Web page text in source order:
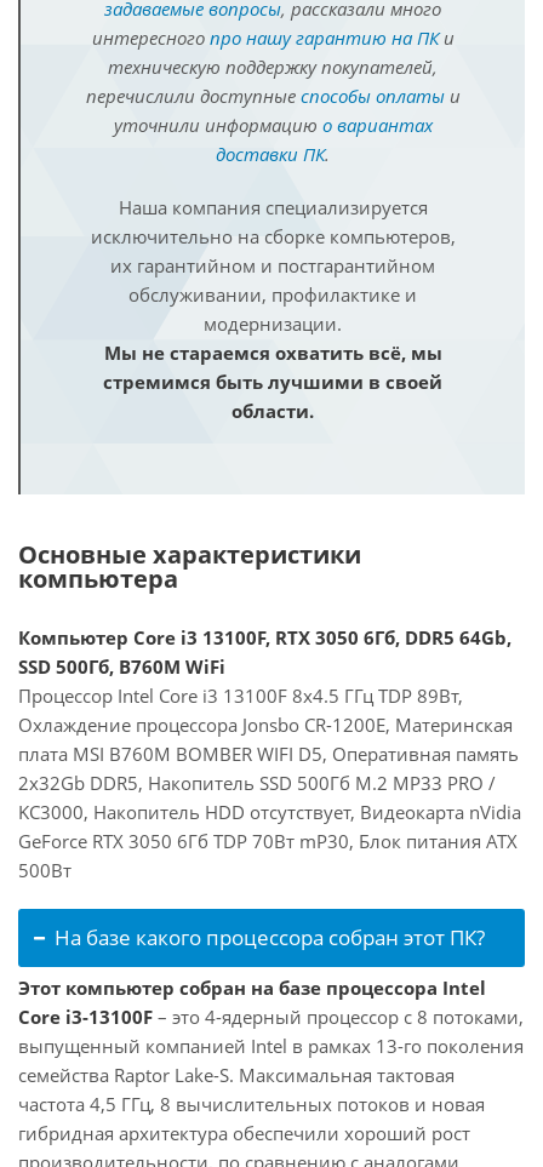
задаваемые вопросы, рассказали много
интересного про нашу гарантию на ПКи
техническую поддержку покупателей,
перечислили доступные способы оплатыи
уточнили информацию о вариантах
доставки ПК.
Наша компания специализируется
исключительно на сборке компьютеров,
их гарантийном и постгарантийном
обслуживании, профилактике и
модернизации.
Мы не стараемся охватить всё, мы
стремимся быть лучшими в своей
области.
Основные характеристики
компьютера
Компьютер Core i3 13100F, RTX 3050 6Гб, DDR5 64Gb,
SSD 500Гб, B760M WiFi
Процессор Intel Core i3 13100F 8x4.5 ГГц TDP 89Вт,
Охлаждение процессора Jonsbo CR-1200E, Материнская
плата MSI B760M BOMBER WIFI D5, Оперативная память
2x32Gb DDR5, Накопитель SSD 500Гб M.2 MP33 PRO /
KC3000, Накопитель HDD отсутствует, Видеокарта nVidia
GeForce RTX 3050 6Гб TDP 70Вт mP30, Блок питания ATX
500Вт
На базе какого процессора собран этот ПК?
Этот компьютер собран на базе процессора Intel
Core i3-13100F – это 4-ядерный процессор с 8 потоками,
выпущенный компанией Intel в рамках 13-го поколения
семейства Raptor Lake-S. Максимальная тактовая
частота 4,5 ГГц, 8 вычислительных потоков и новая
гибридная архитектура обеспечили хороший рост
производительности, по сравнению с аналогами